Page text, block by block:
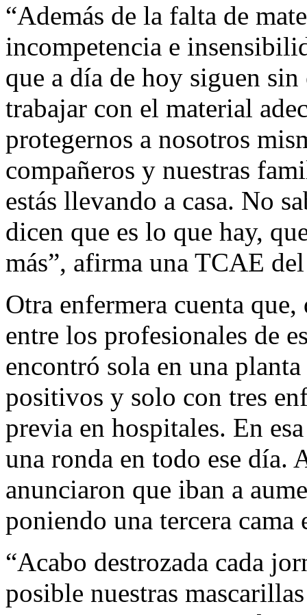
“Además de la falta de
incompetencia e
que a día de hoy siguen
trabajar con el material
protegernos a nosotros
compañeros y nuestras
estás llevando a casa. No
dicen que es lo que hay,
más”, afirma una TCAE
Otra enfermera cuenta
entre los profesionales de
encontró sola en una
positivos y solo con tres
previa en hospitales. En
una ronda en todo ese día.
anunciaron que iban a
poniendo una tercera cama
“Acabo destrozada cada
posible nuestras